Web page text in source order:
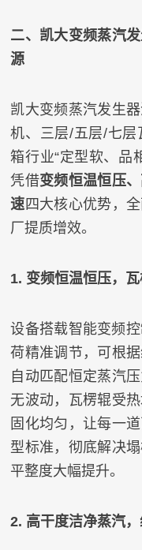
二、凯大变频蒸汽
源
凯大变频蒸汽发生
机、三层/五层/七
箱行业“定型软、品
凭借变频恒温恒压
速 四大核心优势，
厂提质增效。
1. 变频恒温恒压，
设备搭载智能变频
荷精准调节，可根
自动匹配恒定蒸汽
无波动，瓦楞辊受
固化均匀，让每一
型标准，彻底解决
平整度大幅提升。
2. 高干度洁净蒸汽